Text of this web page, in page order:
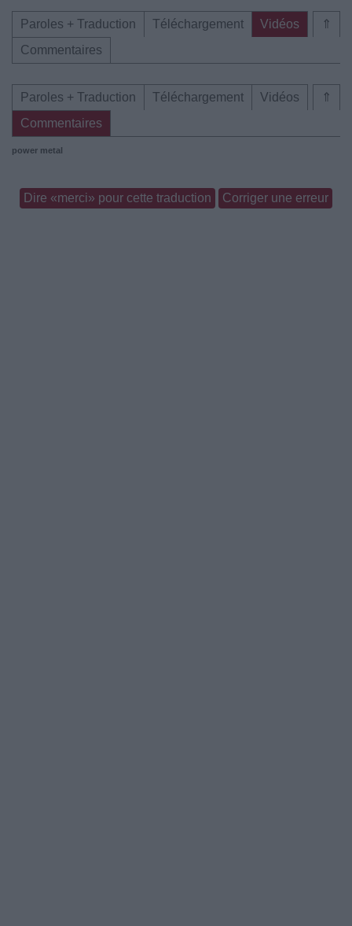
⇑
Paroles + Traduction Téléchargement
Vidéos
Commentaires
⇑
Paroles + Traduction Téléchargement
Vidéos
Commentaires
power metal
Dire «merci» pour cette traduction Corriger une erreur